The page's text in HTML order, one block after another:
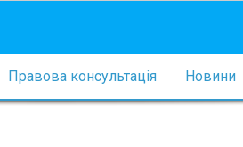
Правова консультація Новини